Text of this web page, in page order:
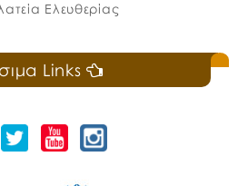
Ελευθερίας
Links